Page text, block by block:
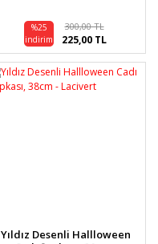
%25
indirim
300,00 TL
225,00 TL
Yıldız Desenli Hallloween